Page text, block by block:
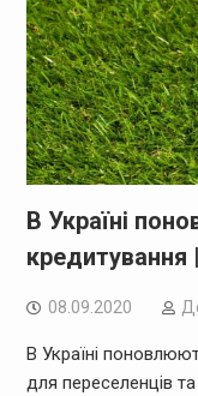
В Україні
кредитування
08.09.2020
В Україні
для переселенців